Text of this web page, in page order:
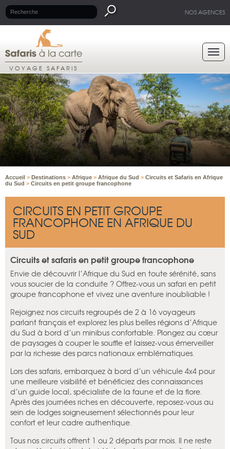
NOS AGENCES
VOYAGE SAFARIS
Accueil > Destinations > Afrique > Afrique du Sud > Circuits et Safaris en Afrique
du Sud > Circuits en petit groupe francophone
CIRCUITS EN PETIT GROUPE
FRANCOPHONE EN AFRIQUE DU
SUD
Circuits et safaris en petit groupe francophone
Envie de découvrir l’Afrique du Sud en toute sérénité, sans
vous soucier de la conduite ? Offrez-vous un safari en petit
groupe francophone et vivez une aventure inoubliable !
Rejoignez nos circuits regroupés de 2 à 16 voyageurs
parlant français et explorez les plus belles régions d’Afrique
du Sud à bord d’un minibus confortable. Plongez au cœur
de paysages à couper le souffle et laissez-vous émerveiller
par la richesse des parcs nationaux emblématiques.
Lors des safaris, embarquez à bord d’un véhicule 4x4 pour
une meilleure visibilité et bénéficiez des connaissances
d’un guide local, spécialiste de la faune et de la flore.
Après des journées riches en découverte, reposez-vous au
sein de lodges soigneusement sélectionnés pour leur
confort et leur cadre authentique.
Tous nos circuits offrent 1 ou 2 départs par mois. Il ne reste